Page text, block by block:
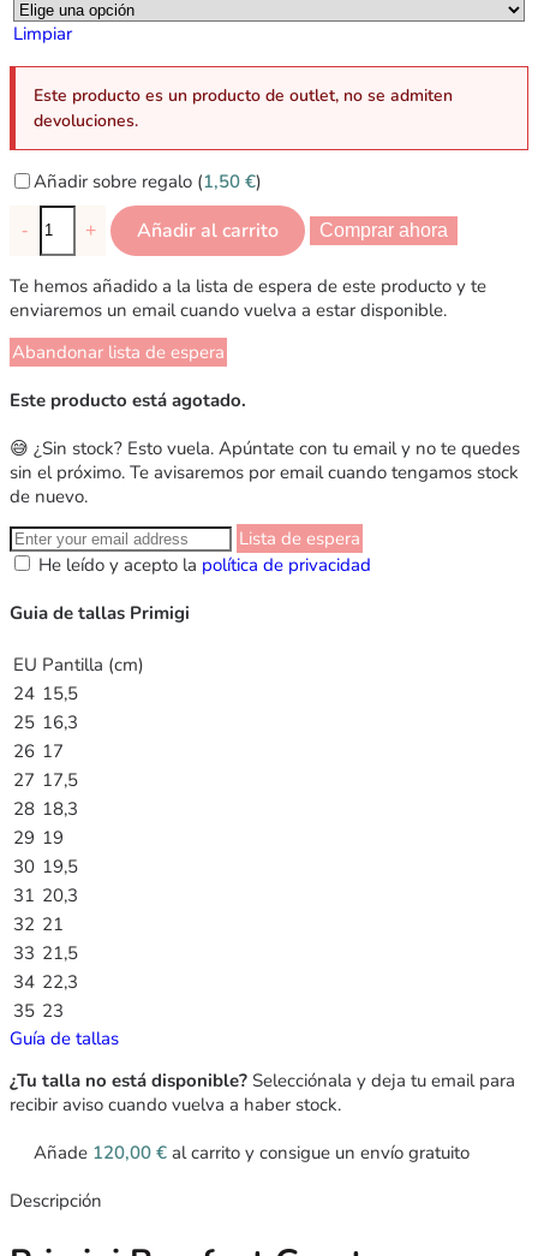
Limpiar
Este producto es un producto de outlet, no se admiten
devoluciones.
Añadir sobre regalo (1,50 €)
- + Añadir al carrito Comprar ahora
Te hemos añadido a la lista de espera de este producto y te
enviaremos un email cuando vuelva a estar disponible.
Abandonar lista de espera
Este producto está agotado.
😅 ¿Sin stock? Esto vuela. Apúntate con tu email y no te quedes
sin el próximo. Te avisaremos por email cuando tengamos stock
de nuevo.
Lista de espera
He leído y acepto la política de privacidad
Guia de tallas Primigi
EU Pantilla (cm)
24 15,5
25 16,3
26 17
27 17,5
28 18,3
29 19
30 19,5
31 20,3
32 21
33 21,5
34 22,3
35 23
Guía de tallas
¿Tu talla no está disponible? Selecciónala y deja tu email para
recibir aviso cuando vuelva a haber stock.
Añade 120,00 € al carrito y consigue un envío gratuito
Descripción